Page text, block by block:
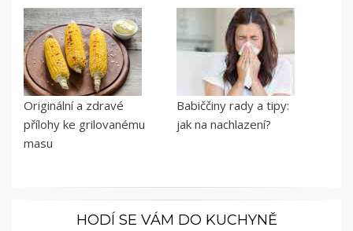
Originální a zdravé
přílohy ke grilovanému
masu
Babiččiny rady a tipy:
jak na nachlazení?
HODÍ SE VÁM DO KUCHYNĚ